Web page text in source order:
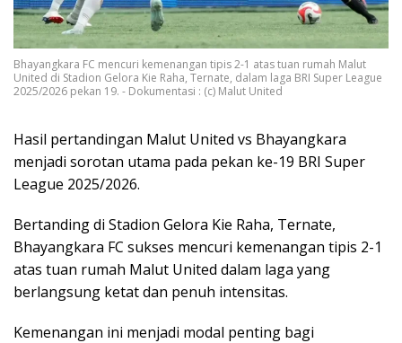
Bhayangkara FC mencuri kemenangan tipis 2-1 atas tuan rumah Malut
United di Stadion Gelora Kie Raha, Ternate, dalam laga BRI Super League
2025/2026 pekan 19. - Dokumentasi : (c) Malut United
Hasil pertandingan Malut United vs Bhayangkara
menjadi sorotan utama pada pekan ke-19 BRI Super
League 2025/2026.
Bertanding di Stadion Gelora Kie Raha, Ternate,
Bhayangkara FC sukses mencuri kemenangan tipis 2-1
atas tuan rumah Malut United dalam laga yang
berlangsung ketat dan penuh intensitas.
Kemenangan ini menjadi modal penting bagi